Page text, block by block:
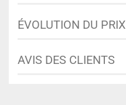
ÉVOLUTION DU PRIX
AVIS DES CLIENTS